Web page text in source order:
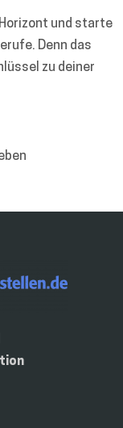
und starte
Denn das
zu deiner